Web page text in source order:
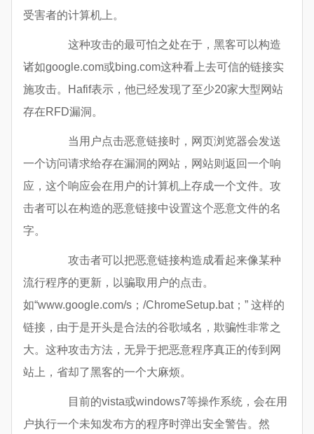
受害者的计算机上。
这种攻击的最可怕之处在于，黑客可以构造
诸如google.com或bing.com这种看上去可信的链接实
施攻击。Hafif表示，他已经发现了至少20家大型网站
存在RFD漏洞。
当用户点击恶意链接时，网页浏览器会发送
一个访问请求给存在漏洞的网站，网站则返回一个响
应，这个响应会在用户的计算机上存成一个文件。攻
击者可以在构造的恶意链接中设置这个恶意文件的名
字。
攻击者可以把恶意链接构造成看起来像某种
流行程序的更新，以骗取用户的点击。
如“www.google.com/s；/ChromeSetup.bat；” 这样的
链接，由于是开头是合法的谷歌域名，欺骗性非常之
大。这种攻击方法，无异于把恶意程序真正的传到网
站上，省却了黑客的一个大麻烦。
目前的vista或windows7等操作系统，会在用
户执行一个未知发布方的程序时弹出安全警告。然